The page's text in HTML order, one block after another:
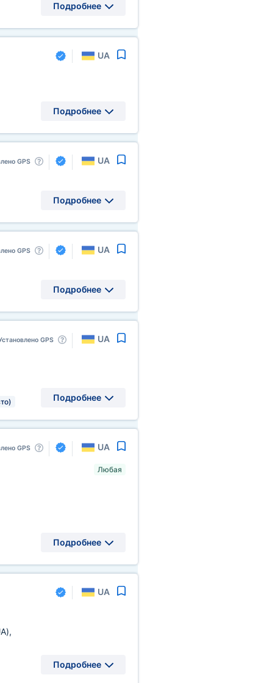
Подробнее
UA
Подробнее
GPS UA
Подробнее
GPS UA
Подробнее
GPS UA
Подробнее
GPS UA
Любая
Подробнее
UA
,
Подробнее